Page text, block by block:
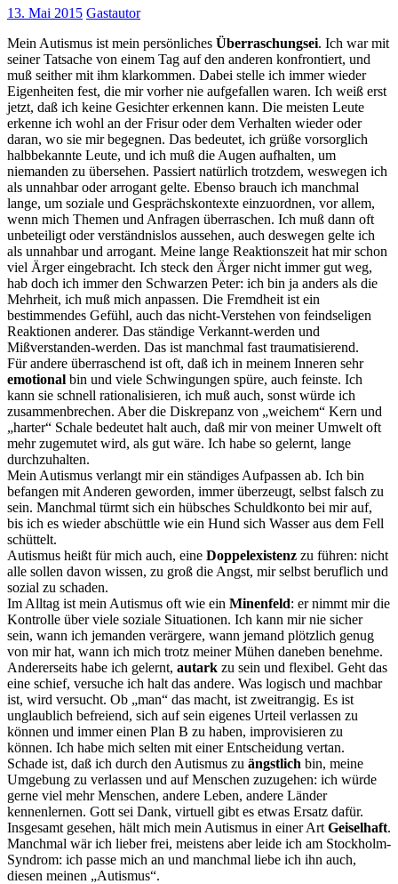
13. Mai 2015 Gastautor
Mein Autismus ist mein persönliches Überraschungsei. Ich war mit
seiner Tatsache von einem Tag auf den anderen konfrontiert, und
muß seither mit ihm klarkommen. Dabei stelle ich immer wieder
Eigenheiten fest, die mir vorher nie aufgefallen waren. Ich weiß erst
jetzt, daß ich keine Gesichter erkennen kann. Die meisten Leute
erkenne ich wohl an der Frisur oder dem Verhalten wieder oder
daran, wo sie mir begegnen. Das bedeutet, ich grüße vorsorglich
halbbekannte Leute, und ich muß die Augen aufhalten, um
niemanden zu übersehen. Passiert natürlich trotzdem, weswegen ich
als unnahbar oder arrogant gelte. Ebenso brauch ich manchmal
lange, um soziale und Gesprächskontexte einzuordnen, vor allem,
wenn mich Themen und Anfragen überraschen. Ich muß dann oft
unbeteiligt oder verständnislos aussehen, auch deswegen gelte ich
als unnahbar und arrogant. Meine lange Reaktionszeit hat mir schon
viel Ärger eingebracht. Ich steck den Ärger nicht immer gut weg,
hab doch ich immer den Schwarzen Peter: ich bin ja anders als die
Mehrheit, ich muß mich anpassen. Die Fremdheit ist ein
bestimmendes Gefühl, auch das nicht-Verstehen von feindseligen
Reaktionen anderer. Das ständige Verkannt-werden und
Mißverstanden-werden. Das ist manchmal fast traumatisierend.
Für andere überraschend ist oft, daß ich in meinem Inneren sehr
emotional bin und viele Schwingungen spüre, auch feinste. Ich
kann sie schnell rationalisieren, ich muß auch, sonst würde ich
zusammenbrechen. Aber die Diskrepanz von „weichem“ Kern und
„harter“ Schale bedeutet halt auch, daß mir von meiner Umwelt oft
mehr zugemutet wird, als gut wäre. Ich habe so gelernt, lange
durchzuhalten.
Mein Autismus verlangt mir ein ständiges Aufpassen ab. Ich bin
befangen mit Anderen geworden, immer überzeugt, selbst falsch zu
sein. Manchmal türmt sich ein hübsches Schuldkonto bei mir auf,
bis ich es wieder abschüttle wie ein Hund sich Wasser aus dem Fell
schüttelt.
Autismus heißt für mich auch, eine Doppelexistenz zu führen: nicht
alle sollen davon wissen, zu groß die Angst, mir selbst beruflich und
sozial zu schaden.
Im Alltag ist mein Autismus oft wie ein Minenfeld: er nimmt mir die
Kontrolle über viele soziale Situationen. Ich kann mir nie sicher
sein, wann ich jemanden verärgere, wann jemand plötzlich genug
von mir hat, wann ich mich trotz meiner Mühen daneben benehme.
Andererseits habe ich gelernt, autark zu sein und flexibel. Geht das
eine schief, versuche ich halt das andere. Was logisch und machbar
ist, wird versucht. Ob „man“ das macht, ist zweitrangig. Es ist
unglaublich befreiend, sich auf sein eigenes Urteil verlassen zu
können und immer einen Plan B zu haben, improvisieren zu
können. Ich habe mich selten mit einer Entscheidung vertan.
Schade ist, daß ich durch den Autismus zu ängstlich bin, meine
Umgebung zu verlassen und auf Menschen zuzugehen: ich würde
gerne viel mehr Menschen, andere Leben, andere Länder
kennenlernen. Gott sei Dank, virtuell gibt es etwas Ersatz dafür.
Insgesamt gesehen, hält mich mein Autismus in einer Art Geiselhaft.
Manchmal wär ich lieber frei, meistens aber leide ich am Stockholm-
Syndrom: ich passe mich an und manchmal liebe ich ihn auch,
diesen meinen „Autismus“.